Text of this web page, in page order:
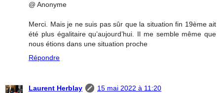
@ Anonyme
Merci. Mais je ne suis pas sûr que la situation fin 19ème ait
été plus égalitaire qu’aujourd’hui. Il me semble même que
nous étions dans une situation proche
Répondre
Laurent Herblay
15 mai 2022 à 11:20